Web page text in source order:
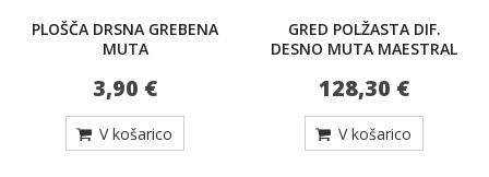
PLOŠČA DRSNA GREBENA
MUTA
3,90 €
V košarico
GRED POLŽASTA DIF.
DESNO MUTA MAESTRAL
128,30 €
V košarico